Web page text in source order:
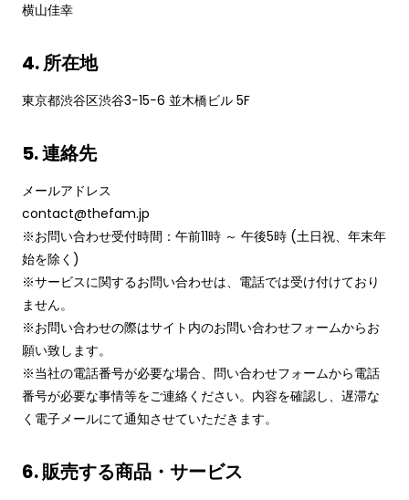
横山佳幸
4. 所在地
東京都渋谷区渋谷3−15−6 並木橋ビル 5F
5. 連絡先
メールアドレス
contact@thefam.jp
※お問い合わせ受付時間：午前11時 ～ 午後5時 (土日祝、年末年
始を除く)
※サービスに関するお問い合わせは、電話では受け付けており
ません。
※お問い合わせの際はサイト内のお問い合わせフォームからお
願い致します。
※当社の電話番号が必要な場合、問い合わせフォームから電話
番号が必要な事情等をご連絡ください。内容を確認し、遅滞な
く電子メールにて通知させていただきます。
6. 販売する商品・サービス